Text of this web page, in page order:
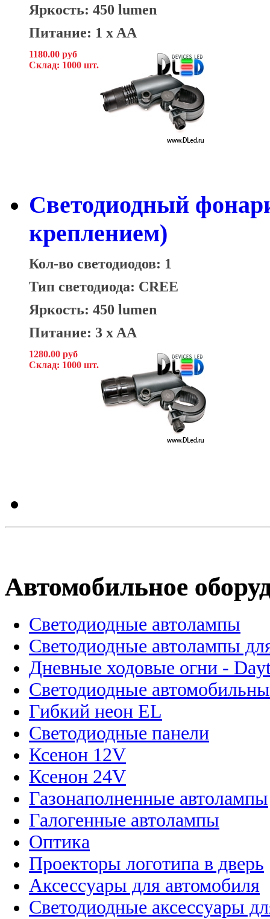
Яркость: 450 lumen
Питание: 1 x AA
1180.00 руб
Склад: 1000 шт.
Светодиодный
креплением)
Кол-во светодиодов: 1
Тип светодиода: CREE
Яркость: 450 lumen
Питание: 3 x AA
1280.00 руб
Склад: 1000 шт.
Автомобильное
Светодиодные автолампы
Светодиодные автолампы
Дневные ходовые огни -
Светодиодные
Гибкий неон EL
Светодиодные панели
Ксенон 12V
Ксенон 24V
Газонаполненные автолампы
Галогенные автолампы
Оптика
Проекторы логотипа в дверь
Аксессуары для автомобиля
Светодиодные аксессуары